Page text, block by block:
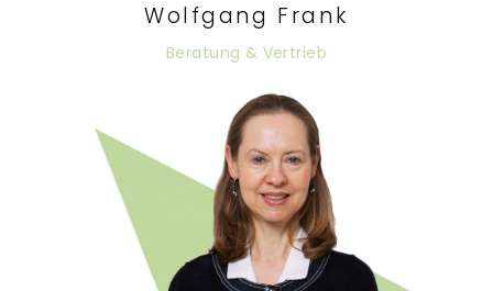
Wolfgang Frank
Beratung & Vertrieb